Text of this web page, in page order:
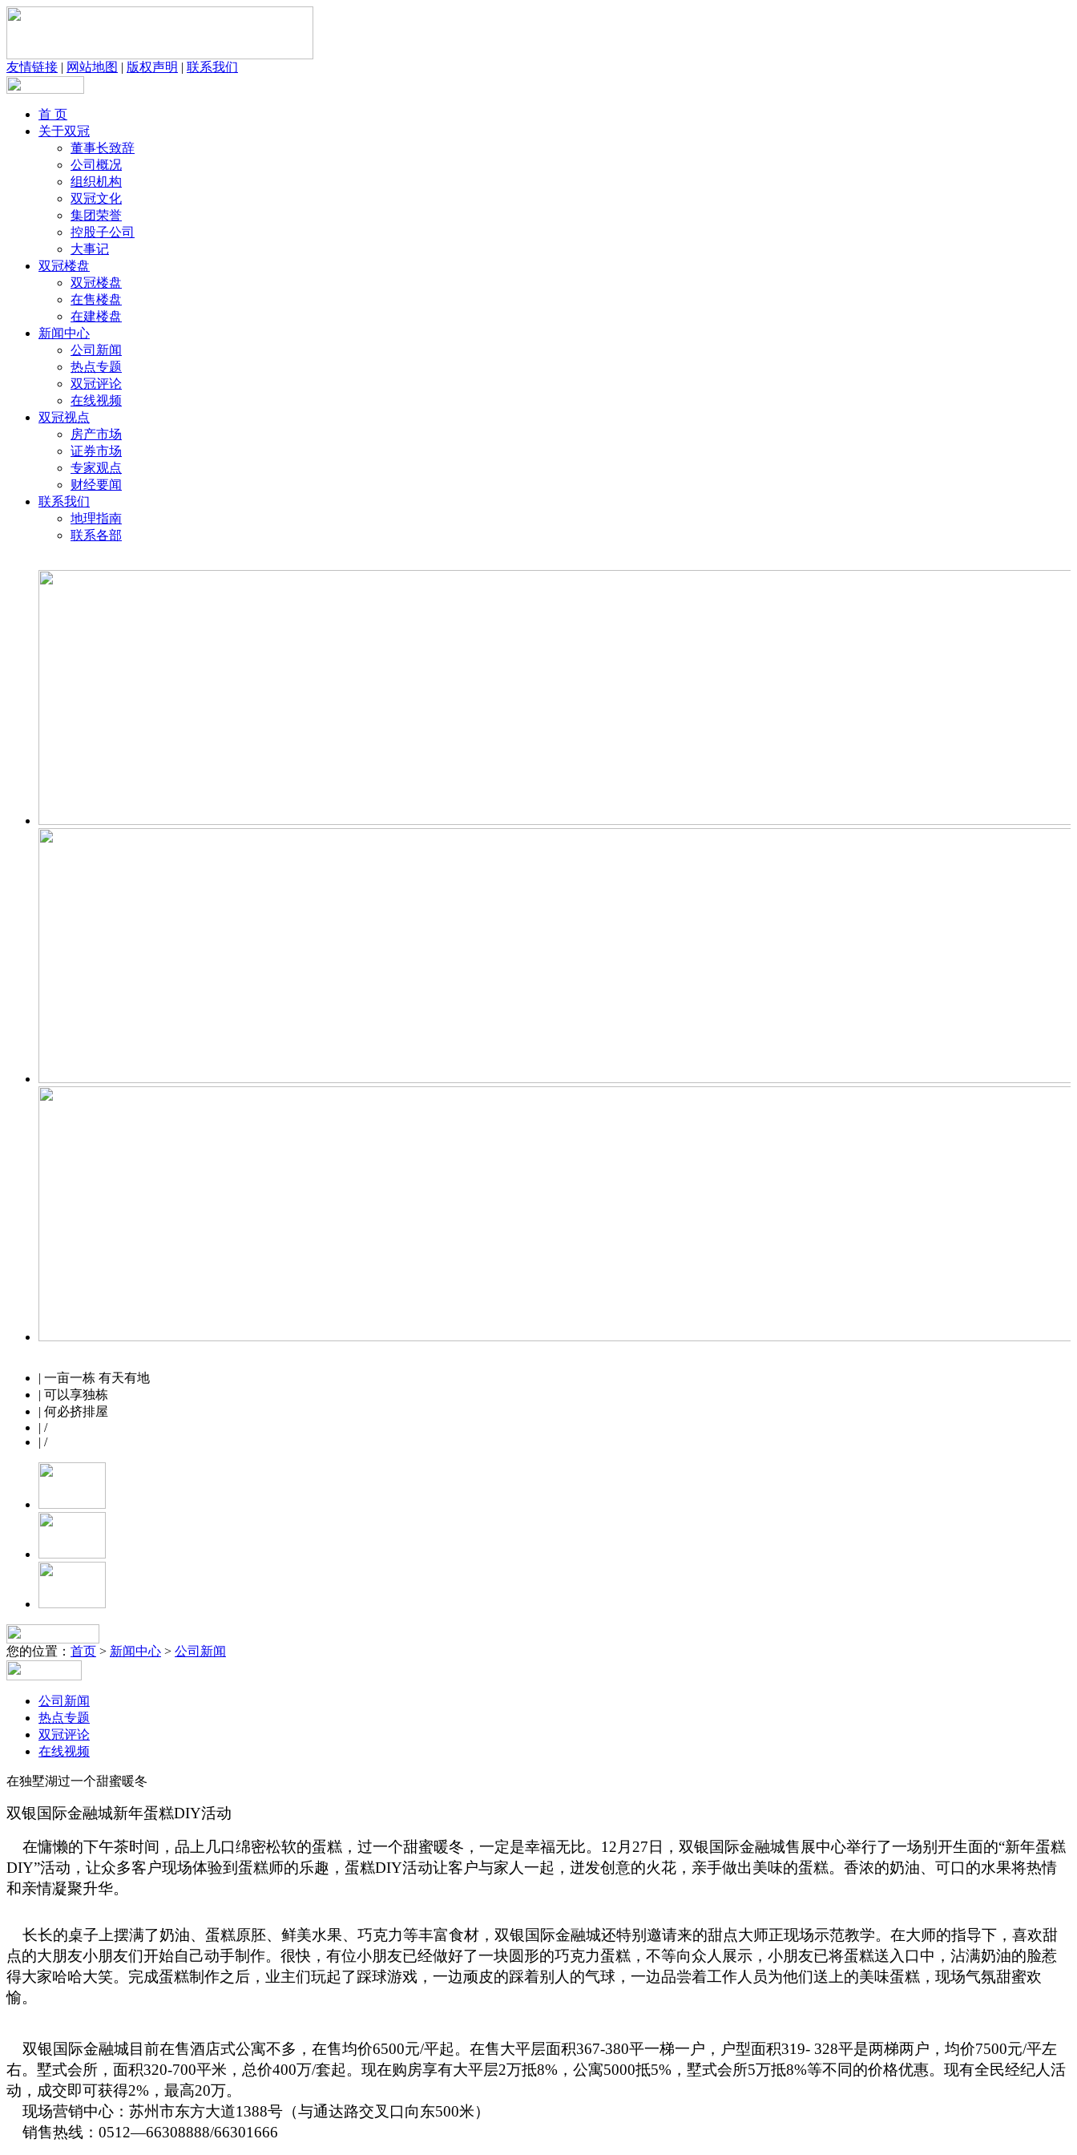
友情链接 | 网站地图 | 版权声明 | 联系我们
首 页
关于双冠
董事长致辞
公司概况
组织机构
双冠文化
集团荣誉
控股子公司
大事记
双冠楼盘
双冠楼盘
在售楼盘
在建楼盘
新闻中心
公司新闻
热点专题
双冠评论
在线视频
双冠视点
房产市场
证券市场
专家观点
财经要闻
联系我们
地理指南
联系各部
| 一亩一栋 有天有地
| 可以享独栋
| 何必挤排屋
| /
| /
您的位置： 首页 > 新闻中心 > 公司新闻
公司新闻
热点专题
双冠评论
在线视频
在独墅湖过一个甜蜜暖冬
双银国际金融城新年蛋糕DIY活动
在慵懒的下午茶时间，品上几口绵密松软的蛋糕，过一个甜蜜暖冬，一定是幸福无比。12月27日，双银国际金融城售展中心举行了一场别开生面的“新年蛋糕
DIY”活动，让众多客户现场体验到蛋糕师的乐趣，蛋糕DIY活动让客户与家人一起，迸发创意的火花，亲手做出美味的蛋糕。香浓的奶油、可口的水果将热情
和亲情凝聚升华。
长长的桌子上摆满了奶油、蛋糕原胚、鲜美水果、巧克力等丰富食材，双银国际金融城还特别邀请来的甜点大师正现场示范教学。在大师的指导下，喜欢甜
点的大朋友小朋友们开始自己动手制作。很快，有位小朋友已经做好了一块圆形的巧克力蛋糕，不等向众人展示，小朋友已将蛋糕送入口中，沾满奶油的脸惹
得大家哈哈大笑。完成蛋糕制作之后，业主们玩起了踩球游戏，一边顽皮的踩着别人的气球，一边品尝着工作人员为他们送上的美味蛋糕，现场气氛甜蜜欢
愉。
双银国际金融城目前在售酒店式公寓不多，在售均价6500元/平起。在售大平层面积367-380平一梯一户，户型面积319- 328平是两梯两户，均价7500元/平左
右。墅式会所，面积320-700平米，总价400万/套起。现在购房享有大平层2万抵8%，公寓5000抵5%，墅式会所5万抵8%等不同的价格优惠。现有全民经纪人活
动，成交即可获得2%，最高20万。
现场营销中心：苏州市东方大道1388号（与通达路交叉口向东500米）
销售热线：0512—66308888/66301666